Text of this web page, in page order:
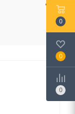
0
0
0